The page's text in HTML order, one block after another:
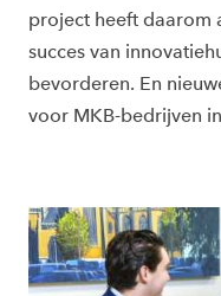
project heeft daarom
succes van
bevorderen. En
voor MKB-bedrijven